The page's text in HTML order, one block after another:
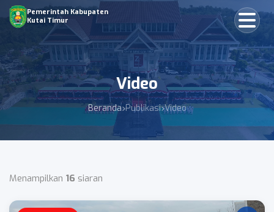
Pemerintah Kabupaten
Kutai Timur
Video
Beranda Publikasi Video
Menampilkan 16 siaran